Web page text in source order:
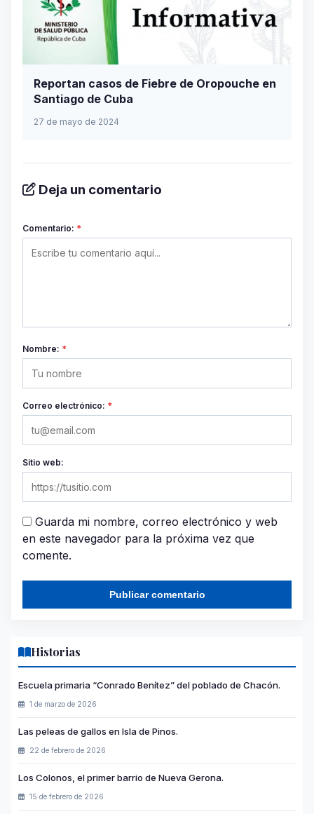
Reportan casos de Fiebre de Oropouche en
Santiago de Cuba
27 de mayo de 2024
Deja un comentario
Comentario: *
Nombre: *
Correo electrónico: *
Sitio web:
Guarda mi nombre, correo electrónico y web
en este navegador para la próxima vez que
comente.
Historias
Escuela primaria “Conrado Benítez” del poblado de Chacón.
1 de marzo de 2026
Las peleas de gallos en Isla de Pinos.
22 de febrero de 2026
Los Colonos, el primer barrio de Nueva Gerona.
15 de febrero de 2026